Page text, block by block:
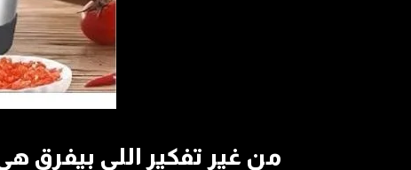
من غير تفكير اللي بيفرق